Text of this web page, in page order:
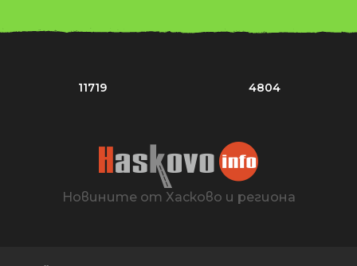
11719 4804
Новините от Хасково и региона